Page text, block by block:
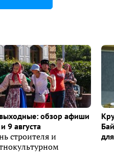
обзор афиши
9 августа
строителя и